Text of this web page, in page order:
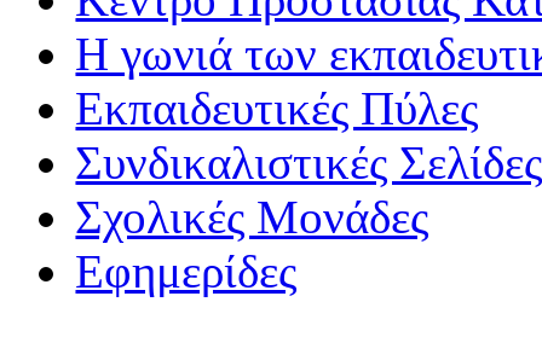
Η γωνιά των
Εκπαιδευτικές Πύλες
Συνδικαλιστικές Σελίδες
Σχολικές Μονάδες
Εφημερίδες